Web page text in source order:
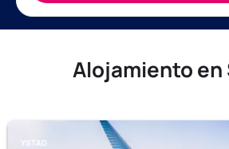
Alojamiento en
YSTAD